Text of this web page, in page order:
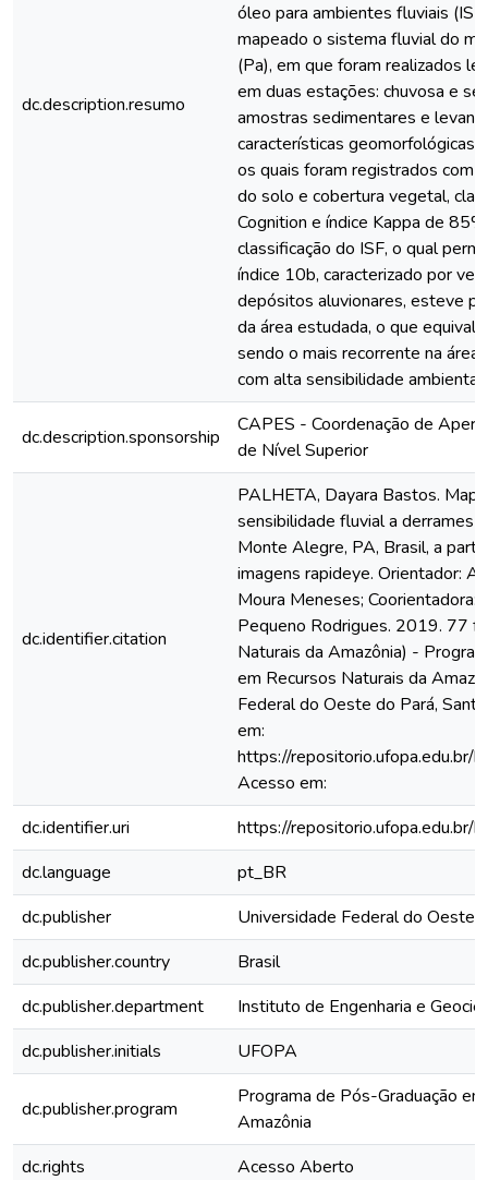
dc.description.resumo
óleo para ambientes fluviais
mapeado o sistema fluvial do
(Pa), em que foram realizados
em duas estações: chuvosa e
amostras sedimentares e
características geomorfológicas
os quais foram registrados com
do solo e cobertura vegetal,
Cognition e índice Kappa de
classificação do ISF, o qual
índice 10b, caracterizado por
depósitos aluvionares, esteve
da área estudada, o que
sendo o mais recorrente na
com alta sensibilidade ambiental
dc.description.sponsorship
CAPES - Coordenação de
de Nível Superior
dc.identifier.citation
PALHETA, Dayara Bastos.
sensibilidade fluvial a derrames
Monte Alegre, PA, Brasil, a
imagens rapideye. Orientador:
Moura Meneses; Coorientadora:
Pequeno Rodrigues. 2019. 77 f.
Naturais da Amazônia) -
em Recursos Naturais da
Federal do Oeste do Pará,
em:
https://
Acesso em:
dc.identifier.uri
https://
dc.language
pt_BR
dc.publisher
Universidade Federal do Oeste
dc.publisher.country
Brasil
dc.publisher.department
Instituto de Engenharia e
dc.publisher.initials
UFOPA
dc.publisher.program
Programa de Pós-Graduação
Amazônia
dc.rights
Acesso Aberto